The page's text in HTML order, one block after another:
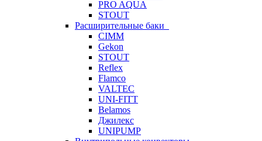
PRO AQUA
STOUT
Расширительные баки
CIMM
Gekon
STOUT
Reflex
Flamco
VALTEC
UNI-FITT
Belamos
Джилекс
UNIPUMP